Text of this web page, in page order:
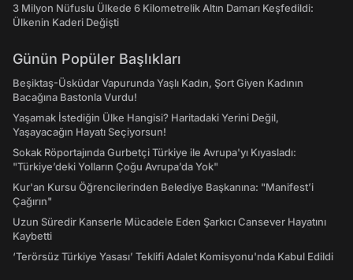
3 Milyon Nüfuslu Ülkede 6 Kilometrelik Altın Damarı Keşfedildi:
Ülkenin Kaderi Değişti
Günün Popüler Başlıkları
Beşiktaş-Üsküdar Vapurunda Yaşlı Kadın, Şort Giyen Kadının
Bacağına Bastonla Vurdu!
Yaşamak İstediğin Ülke Hangisi? Haritadaki Yerini Değil,
Yaşayacağın Hayatı Seçiyorsun!
Sokak Röportajında Gurbetçi Türkiye ile Avrupa'yı Kıyasladı:
"Türkiye’deki Yolların Çoğu Avrupa’da Yok"
Kur'an Kursu Öğrencilerinden Belediye Başkanına: "Manifest’i
Çağırın"
Uzun Süredir Kanserle Mücadele Eden Şarkıcı Cansever Hayatını
Kaybetti
‘Terörsüz Türkiye Yasası’ Teklifi Adalet Komisyonu'nda Kabul Edildi